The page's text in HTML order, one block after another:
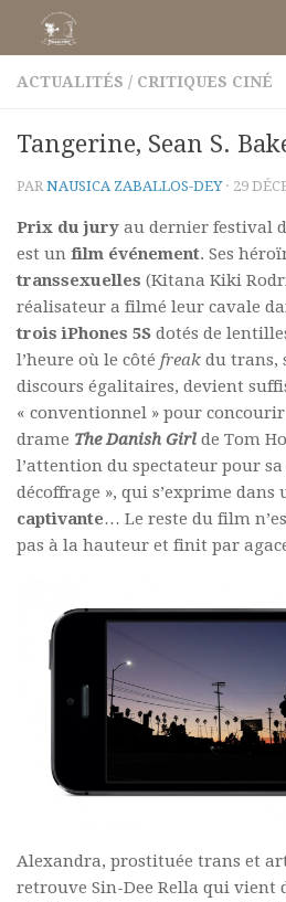
Skip to content
ACTUALITÉS / CRITIQUES CINÉ
Tangerine, Sean S.
PAR NAUSICA ZABALLOS-DEY · 29
Prix du jury au dernier festival
est un film événement. Ses
transsexuelles (Kitana Kiki
réalisateur a filmé leur cavale
trois iPhones 5S dotés de
l’heure où le côté freak du trans,
discours égalitaires, devient
« conventionnel » pour
drame The Danish Girl de Tom
l’attention du spectateur pour
décoffrage », qui s’exprime dans
captivante… Le reste du film
pas à la hauteur et finit par
Alexandra, prostituée trans et
retrouve Sin-Dee Rella qui vient